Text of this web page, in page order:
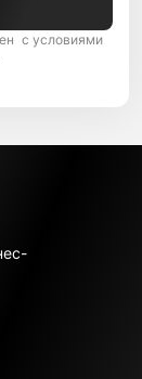
с условиями